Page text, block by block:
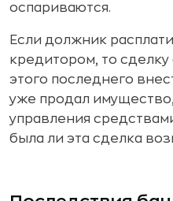
оспариваются.
Если должник
кредитором, то
этого последнего
уже продал
управления
была ли эта сделка